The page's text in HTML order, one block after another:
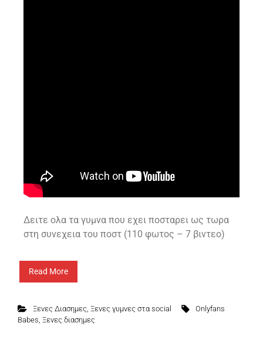
Δειτε ολα τα γυμνα που εχει ποσταρει ως τωρα
στη συνεχεια του ποστ (110 φωτος – 7 βιντεο)
Read More
Ξενες Διασημες, Ξενες γυμνες στα social
Onlyfans
Babes Ξενες διασημες